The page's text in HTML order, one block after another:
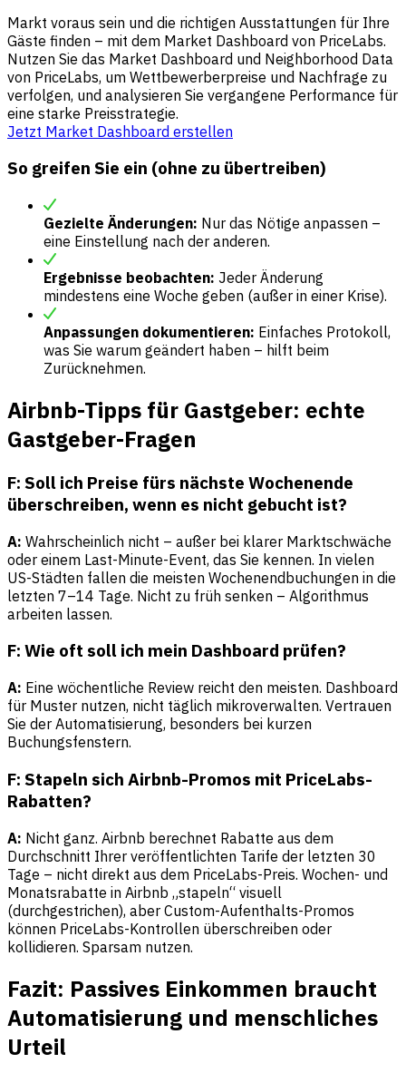
Markt voraus sein und die richtigen Ausstattungen für Ihre
Gäste finden – mit dem Market Dashboard von PriceLabs.
Nutzen Sie das Market Dashboard und Neighborhood Data
von PriceLabs, um Wettbewerberpreise und Nachfrage zu
verfolgen, und analysieren Sie vergangene Performance für
eine starke Preisstrategie.
Jetzt Market Dashboard erstellen
So greifen Sie ein (ohne zu übertreiben)
Gezielte Änderungen: Nur das Nötige anpassen –
eine Einstellung nach der anderen.
Ergebnisse beobachten: Jeder Änderung
mindestens eine Woche geben (außer in einer Krise).
Anpassungen dokumentieren: Einfaches Protokoll,
was Sie warum geändert haben – hilft beim
Zurücknehmen.
Airbnb-Tipps für Gastgeber: echte
Gastgeber-Fragen
F: Soll ich Preise fürs nächste Wochenende
überschreiben, wenn es nicht gebucht ist?
A: Wahrscheinlich nicht – außer bei klarer Marktschwäche
oder einem Last-Minute-Event, das Sie kennen. In vielen
US-Städten fallen die meisten Wochenendbuchungen in die
letzten 7–14 Tage. Nicht zu früh senken – Algorithmus
arbeiten lassen.
F: Wie oft soll ich mein Dashboard prüfen?
A: Eine wöchentliche Review reicht den meisten. Dashboard
für Muster nutzen, nicht täglich mikroverwalten. Vertrauen
Sie der Automatisierung, besonders bei kurzen
Buchungsfenstern.
F: Stapeln sich Airbnb-Promos mit PriceLabs-
Rabatten?
A: Nicht ganz. Airbnb berechnet Rabatte aus dem
Durchschnitt Ihrer veröffentlichten Tarife der letzten 30
Tage – nicht direkt aus dem PriceLabs-Preis. Wochen- und
Monatsrabatte in Airbnb „stapeln“ visuell
(durchgestrichen), aber Custom-Aufenthalts-Promos
können PriceLabs-Kontrollen überschreiben oder
kollidieren. Sparsam nutzen.
Fazit: Passives Einkommen braucht
Automatisierung und menschliches
Urteil